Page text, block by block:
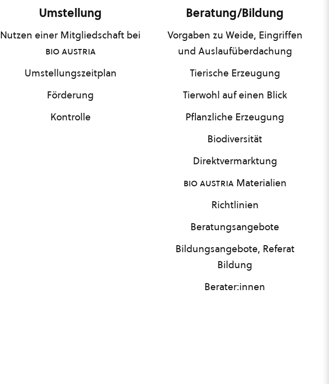
Umstellung
Nutzen einer Mitgliedschaft bei
bio austria
Umstellungszeitplan
Förderung
Kontrolle
Beratung/Bildung
Vorgaben zu Weide, Eingriffen
und Auslaufüberdachung
Tierische Erzeugung
Tierwohl auf einen Blick
Pflanzliche Erzeugung
Biodiversität
Direktvermarktung
bio austriaMaterialien
Richtlinien
Beratungsangebote
Bildungsangebote, Referat
Bildung
Berater:innen